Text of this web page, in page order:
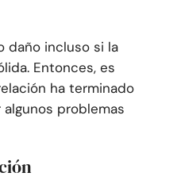
daño incluso si la
Entonces, es
ha terminado
problemas